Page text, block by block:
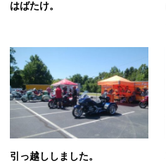
はばたけ。
引っ越ししました。